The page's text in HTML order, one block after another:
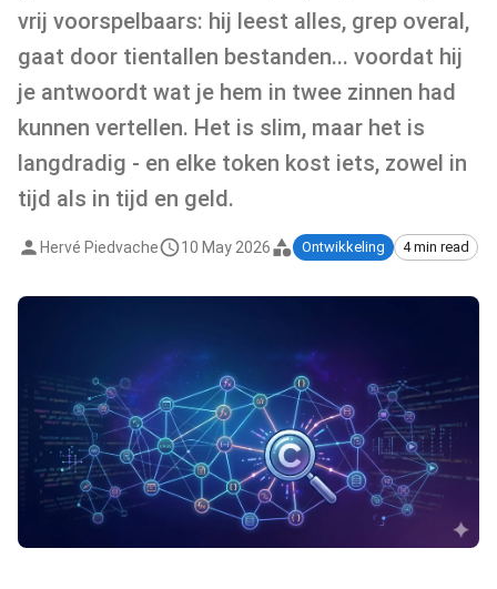
vrij voorspelbaars: hij leest alles, grep overal,
gaat door tientallen bestanden... voordat hij
je antwoordt wat je hem in twee zinnen had
kunnen vertellen. Het is slim, maar het is
langdradig - en elke token kost iets, zowel in
tijd als in tijd en geld.
Hervé Piedvache 10 May 2026 Ontwikkeling 4 min read